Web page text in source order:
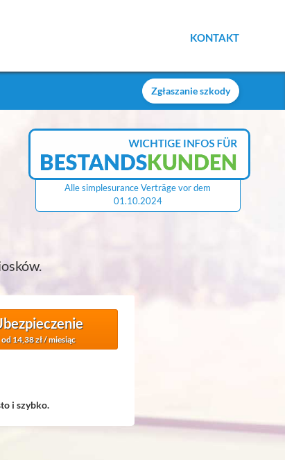
KONTAKT
Zgłaszanie szkody
od 14,38 zł / miesiąc
i szybko.